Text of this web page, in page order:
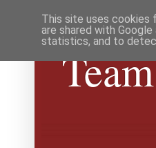
This site uses cookies
are shared with
statistics, and to